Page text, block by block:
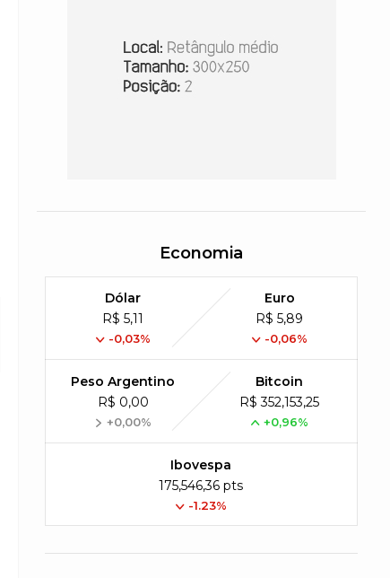
Economia
Dólar
R$ 5,11
-0,03%
Euro
R$ 5,89
-0,06%
Peso Argentino
R$ 0,00
+0,00%
Bitcoin
R$ 352,153,25
+0,96%
Ibovespa
175,546,36 pts
-1.23%